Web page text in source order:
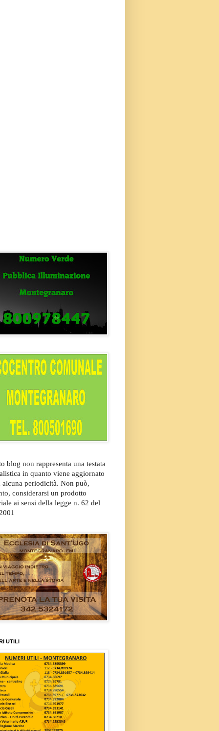
blog non rappresenta una testata
in quanto viene aggiornato
alcuna periodicità. Non può,
considerarsi un prodotto
ai sensi della legge n. 62 del
UTILI